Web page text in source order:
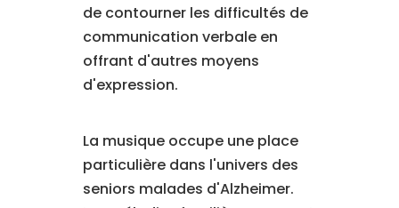
de contourner les difficultés de
communication verbale en
offrant d'autres moyens
d'expression.
La musique occupe une place
particulière dans l'univers des
seniors malades d'Alzheimer.